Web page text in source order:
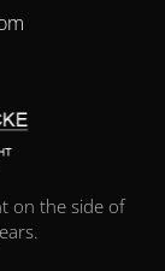
on the side of